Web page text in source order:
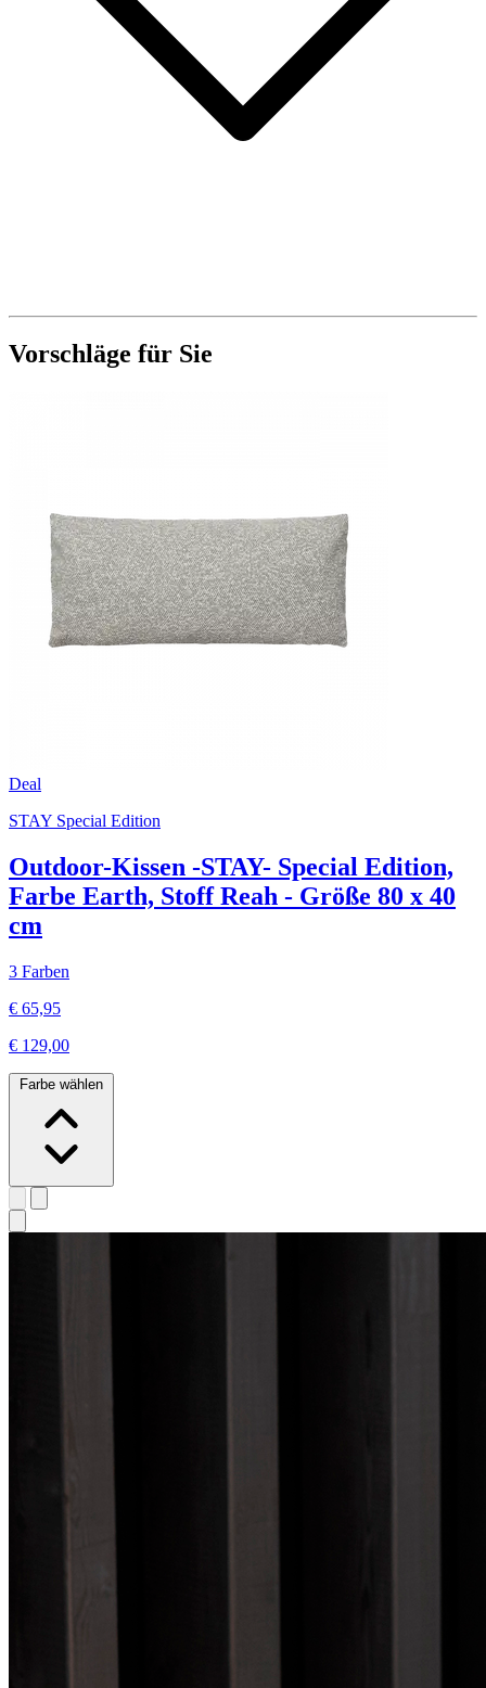
Vorschläge für Sie
Deal
STAY Special Edition
Outdoor-Kissen -STAY- Special Edition,
Farbe Earth, Stoff Reah - Größe 80 x 40
cm
3 Farben
€ 65,95
€ 129,00
Farbe wählen